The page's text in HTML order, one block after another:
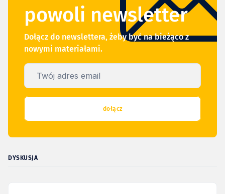
powoli newsletter
Dołącz do newslettera, żeby być na bieżąco z
nowymi materiałami.
Twój adres email
dołącz
DYSKUSJA